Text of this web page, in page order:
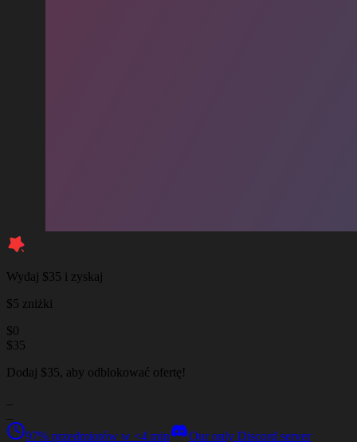
Wydaj $35 i zyskaj
$5 zniżki
$0
$35
Dodaj $35, aby odblokować ofertę!
97% przedmiotów w <4 min Our only Discord server